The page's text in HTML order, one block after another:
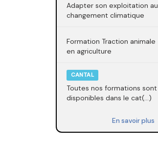
Adapter son exploitation au
changement climatique
Formation Traction animale
en agriculture
CANTAL
Toutes nos formations sont
disponibles dans le cat(...)
En savoir plus